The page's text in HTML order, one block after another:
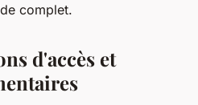
complet.
d'accès et